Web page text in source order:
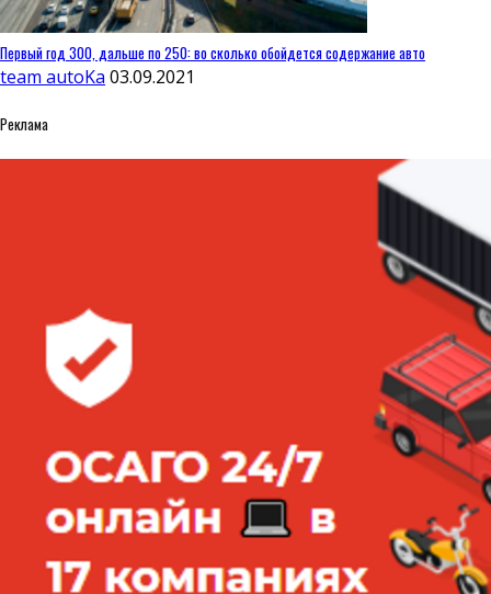
Первый год 300, дальше по 250: во сколько обойдется содержание авто
team autoKa 03.09.2021
Реклама